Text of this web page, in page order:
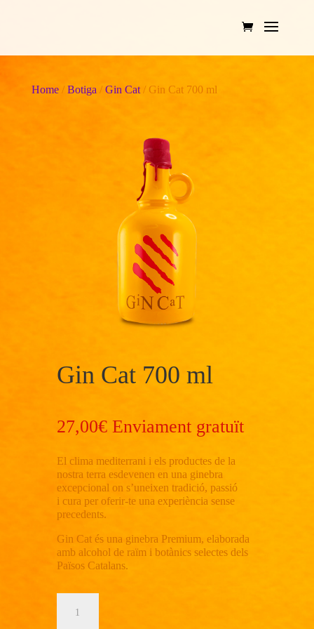
Home/ Botiga / Gin Cat/ Gin Cat 700 ml
Gin Cat 700 ml
27,00€ Enviament gratuït
El clima mediterrani i els productes de la
nostra terra esdevenen en una ginebra
excepcional on s’uneixen tradició, passió
i cura per oferir-te una experiència sense
precedents.
Gin Cat és una ginebra Premium, elaborada
amb alcohol de raïm i botànics selectes dels
Països Catalans.